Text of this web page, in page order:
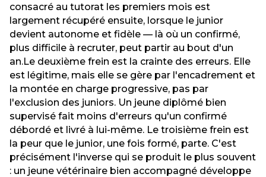
consacré au tutorat les premiers mois est
largement récupéré ensuite, lorsque le junior
devient autonome et fidèle — là où un confirmé,
plus difficile à recruter, peut partir au bout d'un
an.Le deuxième frein est la crainte des erreurs. Elle
est légitime, mais elle se gère par l'encadrement et
la montée en charge progressive, pas par
l'exclusion des juniors. Un jeune diplômé bien
supervisé fait moins d'erreurs qu'un confirmé
débordé et livré à lui-même. Le troisième frein est
la peur que le junior, une fois formé, parte. C'est
précisément l'inverse qui se produit le plus souvent
: un jeune vétérinaire bien accompagné développe